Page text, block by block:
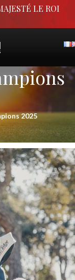
LE ROI
2025